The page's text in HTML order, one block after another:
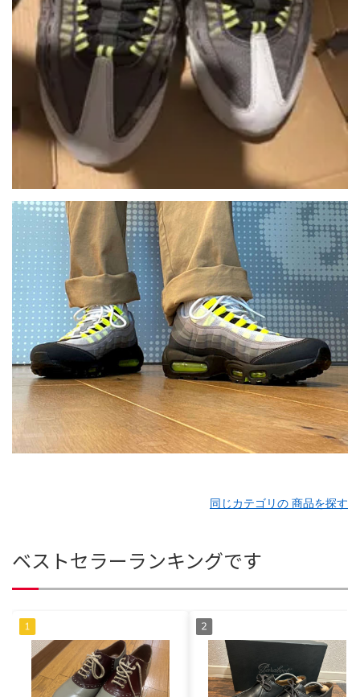
同じカテゴリの 商品を探す
ベストセラーランキングです